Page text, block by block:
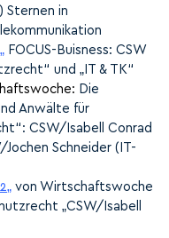
Sternen in
„ FOCUS-Buisness: CSW
und „IT & TK“
: Die
Anwälte für
CSW/Isabell Conrad
Schneider (IT-
„ von Wirtschaftswoche
„CSW/Isabell